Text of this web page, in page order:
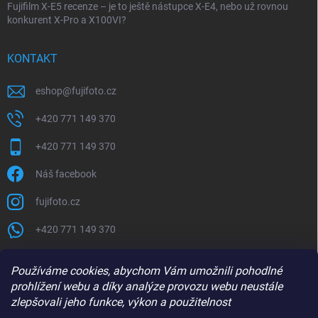
Používáme cookies, abychom Vám umožnili pohodlné
prohlížení webu a díky analýze provozu webu neustále
zlepšovali jeho funkce, výkon a použitelnost
Fujifilm X-E5 recenze – je to ještě nástupce X-E4, nebo už rovnou
konkurent X-Pro a X100VI?
KONTAKT
eshop@fujifoto.cz
+420 771 149 370
+420 771 149 370
Náš facebook
fujifoto.cz
+420 771 149 370
PŘIJÍMÁME ONLINE PLATBY